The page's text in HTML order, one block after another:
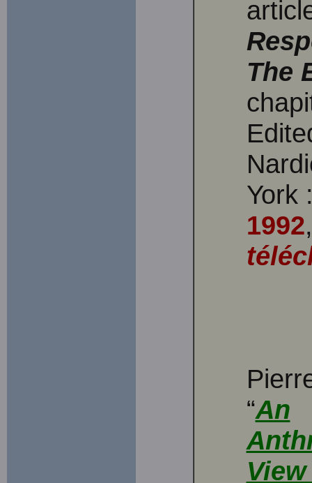
The
York
1992
“An